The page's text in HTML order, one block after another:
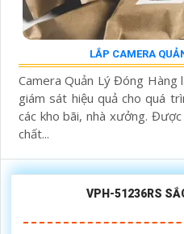
LẮP CAMERA
Camera Quản Lý Đóng Hàng
giám sát hiệu quả cho quá
các kho bãi, nhà xưởng.
chất...
VPH-51236RS